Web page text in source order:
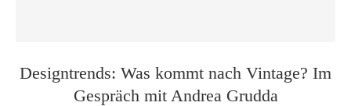
Designtrends: Was kommt nach Vintage? Im
Gespräch mit Andrea Grudda